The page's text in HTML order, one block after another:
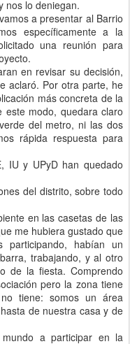
nos lo deniegan.
a presentar al Barrio
específicamente a la
una reunión para
en revisar su decisión,
aclaró. Por otra parte, he
más concreta de la
modo, quedara claro
del metro, ni las dos
rápida respuesta para
IU y UPyD han quedado
del distrito, sobre todo
en las casetas de las
me hubiera gustado que
participando, habían un
trabajando, y al otro
de la fiesta. Comprendo
pero la zona tiene
tiene: somos un área
de nuestra casa y de
a participar en la